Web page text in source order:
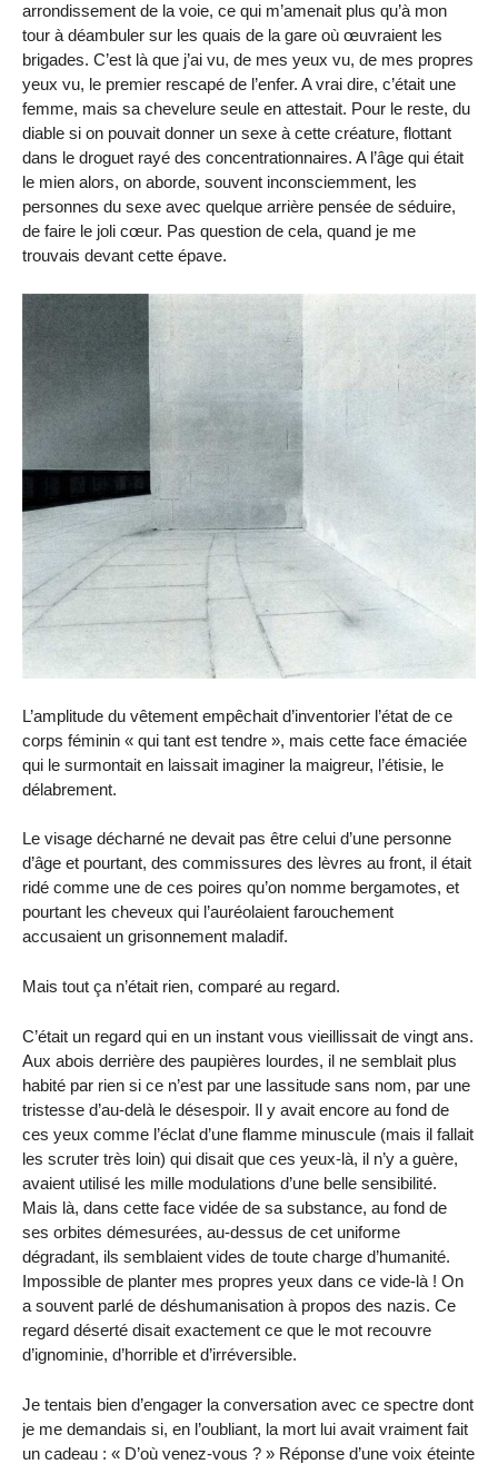
arrondissement de la voie, ce qui m’amenait plus qu’à mon
tour à déambuler sur les quais de la gare où œuvraient les
brigades. C’est là que j’ai vu, de mes yeux vu, de mes propres
yeux vu, le premier rescapé de l’enfer. A vrai dire, c’était une
femme, mais sa chevelure seule en attestait. Pour le reste, du
diable si on pouvait donner un sexe à cette créature, flottant
dans le droguet rayé des concentrationnaires. A l’âge qui était
le mien alors, on aborde, souvent inconsciemment, les
personnes du sexe avec quelque arrière pensée de séduire,
de faire le joli cœur. Pas question de cela, quand je me
trouvais devant cette épave.
L’amplitude du vêtement empêchait d’inventorier l’état de ce
corps féminin « qui tant est tendre », mais cette face émaciée
qui le surmontait en laissait imaginer la maigreur, l’étisie, le
délabrement.
Le visage décharné ne devait pas être celui d’une personne
d’âge et pourtant, des commissures des lèvres au front, il était
ridé comme une de ces poires qu’on nomme bergamotes, et
pourtant les cheveux qui l’auréolaient farouchement
accusaient un grisonnement maladif.
Mais tout ça n’était rien, comparé au regard.
C’était un regard qui en un instant vous vieillissait de vingt ans.
Aux abois derrière des paupières lourdes, il ne semblait plus
habité par rien si ce n’est par une lassitude sans nom, par une
tristesse d’au-delà le désespoir. Il y avait encore au fond de
ces yeux comme l’éclat d’une flamme minuscule (mais il fallait
les scruter très loin) qui disait que ces yeux-là, il n’y a guère,
avaient utilisé les mille modulations d’une belle sensibilité.
Mais là, dans cette face vidée de sa substance, au fond de
ses orbites démesurées, au-dessus de cet uniforme
dégradant, ils semblaient vides de toute charge d’humanité.
Impossible de planter mes propres yeux dans ce vide-là ! On
a souvent parlé de déshumanisation à propos des nazis. Ce
regard déserté disait exactement ce que le mot recouvre
d’ignominie, d’horrible et d’irréversible.
Je tentais bien d’engager la conversation avec ce spectre dont
je me demandais si, en l’oubliant, la mort lui avait vraiment fait
un cadeau : « D’où venez-vous ? » Réponse d’une voix éteinte